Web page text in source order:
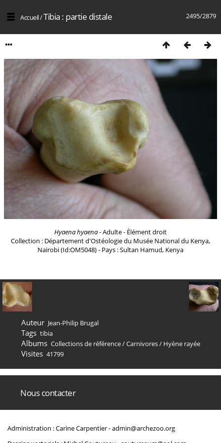
2495/2879
Accueil/Tibia : partie distale
Hyaena hyaena- Adulte - Élément droit
Collection : Département d'Ostéologie du Musée National du Kenya,
Nairobi (Id:OM5048) - Pays : Sultan Hamud, Kenya
Auteur Jean-Philip Brugal
Tags tibia
Albums Collections de référence/Carnivores/ Hyène rayée
Visites 41799
Nous contacter
Administration : Carine Carpentier -admin@archezoo.org